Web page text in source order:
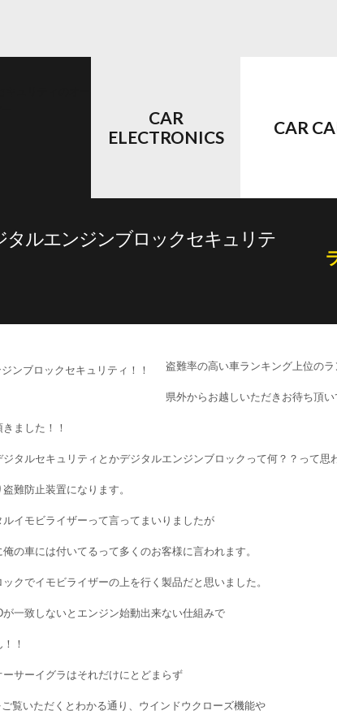
CAR
ELECTRONICS
CAR
タルエンジンブロックセキュリテ
盗難率の高い車ランキング上位の
県外からお越しいただきお待ち頂
ました！！
タルセキュリティとかデジタルエンジンブロックって何？？って思
難防止装置になります。
イモビライザーって言ってまいりましたが
の車には付いてるって多くのお客様に言われます。
クでイモビライザーの上を行く製品だと思いました。
一致しないとエンジン始動出来ない仕組みで
！
サーイグラはそれだけにとどまらず
覧いただくとわかる通り、ウインドウクローズ機能や